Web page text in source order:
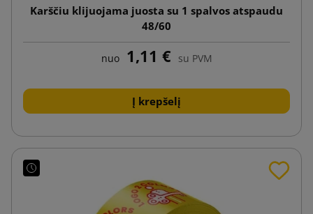
Karščiu klijuojama juosta su 1 spalvos atspaudu
48/60
nuo 1,11 € su PVM
Į krepšelį